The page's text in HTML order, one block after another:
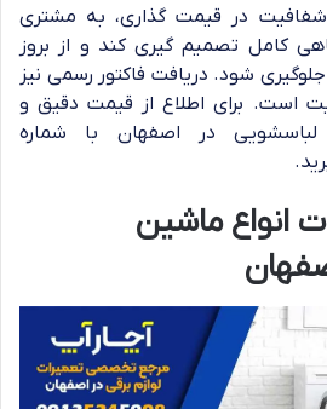
در قیمت گذاری، به مشتری
کامل تصمیم گیری کند و از بروز
جلوگیری شود. دریافت فاکتور رسمی نیز
است. برای اطلاع از قیمت دقیق و
در اصفهان با شماره
انواع ماشین